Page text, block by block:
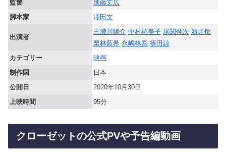
監督
進藤丈広
脚本家
澤田文
出演者
三濃川陽介 中村祐美子 尾関伸次 新井郁
栗林藍希 永嶋柊吾 篠田諒
カテゴリー
映画
制作国
日本
公開日
2020年10月30日
上映時間
95分
クローゼットの公式PVや予告編動画